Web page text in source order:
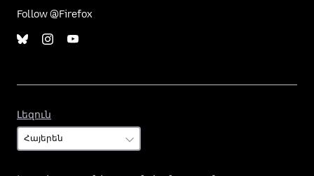
Follow @Firefox
Լեզուն